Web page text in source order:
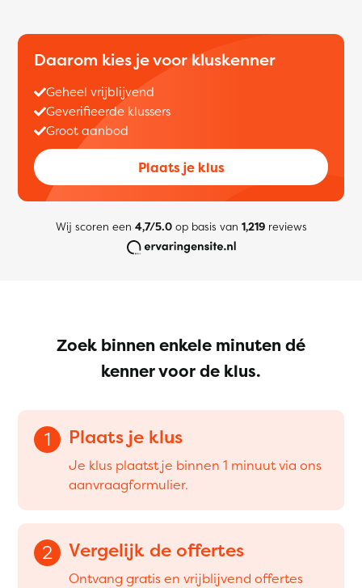
Daarom kies je voor kluskenner
Geheel vrijblijvend
Geverifieerde klussers
Groot aanbod
Plaats je klus
Wij scoren een 4,7/5.0op basis van 1,219reviews
Zoek binnen enkele minuten dé
kenner voor de klus.
1 Plaats je klus
Je klus plaatst je binnen 1 minuut via ons
aanvraagformulier.
2 Vergelijk de offertes
Ontvang gratis en vrijblijvend offertes